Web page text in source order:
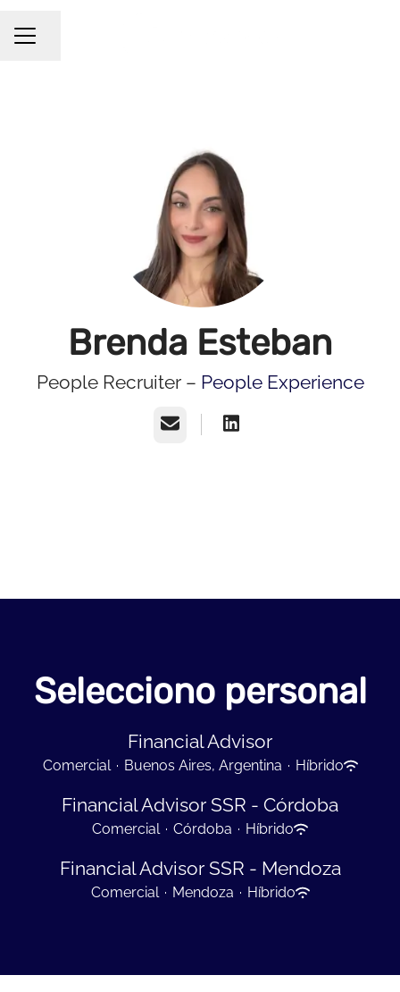
Menú de empleo
Compartir página
Brenda Esteban
People Recruiter – People Experience
Correo electrónico
Selecciono personal
Financial Advisor
Comercial · Buenos Aires, Argentina · Híbrido
Financial Advisor SSR - Córdoba
Comercial · Córdoba · Híbrido
Financial Advisor SSR - Mendoza
Comercial · Mendoza · Híbrido